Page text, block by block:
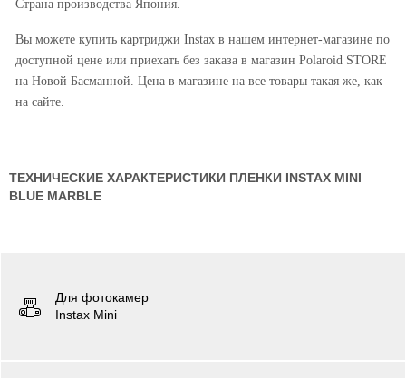
Страна производства Япония.
Вы можете купить картриджи Instax в нашем интернет-магазине по
доступной цене или приехать без заказа в магазин Polaroid STORE
на Новой Басманной. Цена в магазине на все товары такая же, как
на сайте.
ТЕХНИЧЕСКИЕ ХАРАКТЕРИСТИКИ ПЛЕНКИ INSTAX MINI
BLUE MARBLE
Для фотокамер
Instax Mini